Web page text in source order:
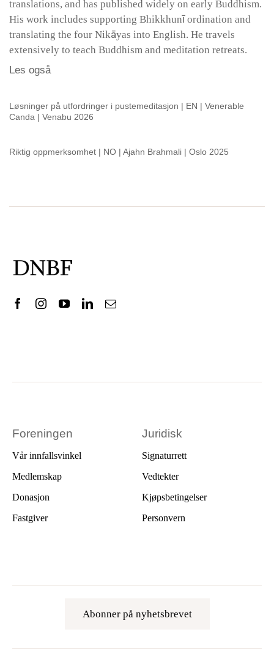
translations, and has published widely on early Buddhism.
His work includes supporting Bhikkhunī ordination and
translating the four Nikāyas into English. He travels
extensively to teach Buddhism and meditation retreats.
Les også
Løsninger på utfordringer i pustemeditasjon | EN | Venerable
Canda | Venabu 2026
Riktig oppmerksomhet | NO | Ajahn Brahmali | Oslo 2025
Foreningen
Vår innfallsvinkel
Medlemskap
Donasjon
Fastgiver
Juridisk
Signaturrett
Vedtekter
Kjøpsbetingelser
Personvern
Abonner på nyhetsbrevet